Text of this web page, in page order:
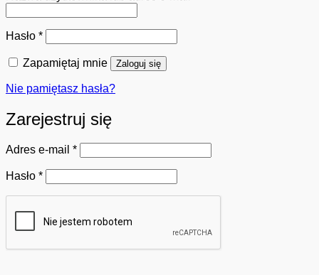
Hasło *Wymagane
Zapamiętaj mnie Zaloguj się
Nie pamiętasz hasła?
Zarejestruj się
Adres e-mail *Wymagane
Hasło *Wymagane